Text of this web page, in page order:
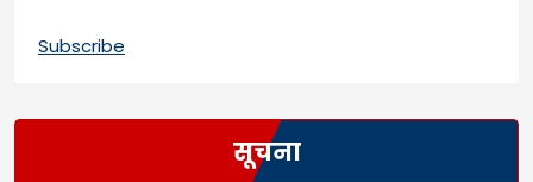
Subscribe
सूचना